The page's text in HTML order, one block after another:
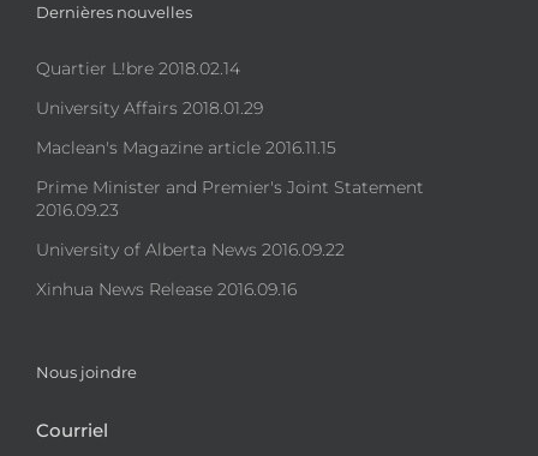
Dernières nouvelles
Quartier L!bre 2018.02.14
University Affairs 2018.01.29
Maclean's Magazine article 2016.11.15
Prime Minister and Premier's Joint Statement
2016.09.23
University of Alberta News 2016.09.22
Xinhua News Release 2016.09.16
Nous joindre
Courriel